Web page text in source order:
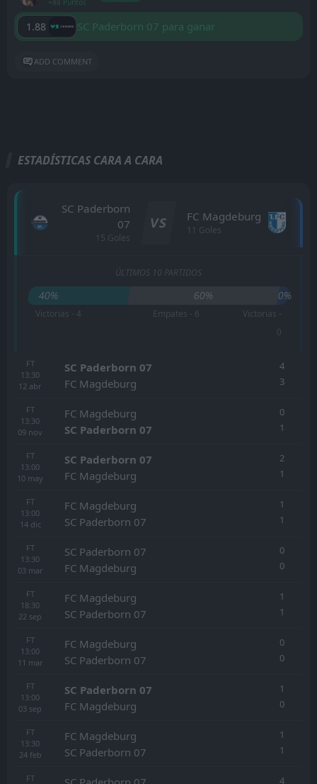
+88 Puntos
1.88 SC Paderborn 07 para ganar
ADD COMMENT
ESTADÍSTICAS CARA A CARA
SC Paderborn
07
15 Goles
VS FC Magdeburg
11 Goles
ÚLTIMOS 10 PARTIDOS
40% 60% 0%
Victorias - 4 Empates - 6
Victorias -
0
FT
13:30
12 abr
SC Paderborn 07
FC Magdeburg
4
3
FT
13:30
09 nov
FC Magdeburg
SC Paderborn 07
0
1
FT
13:00
10 may
SC Paderborn 07
FC Magdeburg
2
1
FT
13:00
14 dic
FC Magdeburg
SC Paderborn 07
1
1
FT
13:30
03 mar
SC Paderborn 07
FC Magdeburg
0
0
FT
18:30
22 sep
FC Magdeburg
SC Paderborn 07
1
1
FT
13:00
11 mar
FC Magdeburg
SC Paderborn 07
0
0
FT
13:00
03 sep
SC Paderborn 07
FC Magdeburg
1
0
FT
13:30
24 feb
FC Magdeburg
SC Paderborn 07
1
1
FT 4